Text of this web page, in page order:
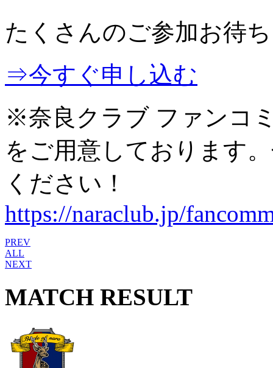
たくさんのご参加お待
⇒今すぐ申し込む
※奈良クラブ ファンコ
をご用意しております
ください！
https://naraclub.jp/
PREV
ALL
NEXT
MATCH RESULT